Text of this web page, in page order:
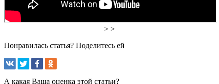
> >
Понравилась статья? Поделитесь ей
А какая Ваша оценка этой статьи?